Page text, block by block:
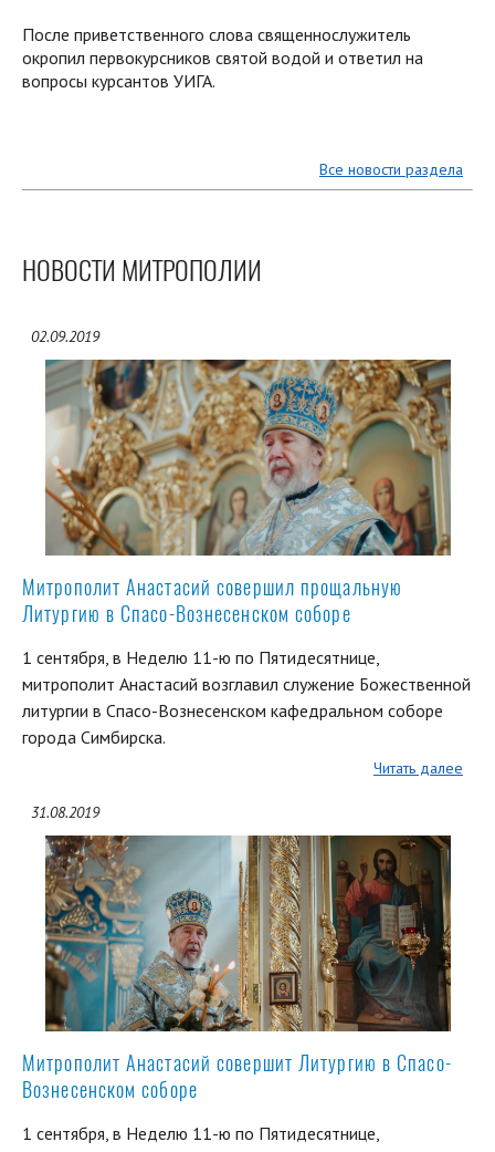
После приветственного слова священнослужитель
окропил первокурсников святой водой и ответил на
вопросы курсантов УИГА.
Все новости раздела
НОВОСТИ МИТРОПОЛИИ
02.09.2019
Митрополит Анастасий совершил прощальную
Литургию в Спасо-Вознесенском соборе
1 сентября, в Неделю 11-ю по Пятидесятнице,
митрополит Анастасий возглавил служение Божественной
литургии в Спасо-Вознесенском кафедральном соборе
города Симбирска.
Читать далее
31.08.2019
Митрополит Анастасий совершит Литургию в Спасо-
Вознесенском соборе
1 сентября, в Неделю 11-ю по Пятидесятнице,